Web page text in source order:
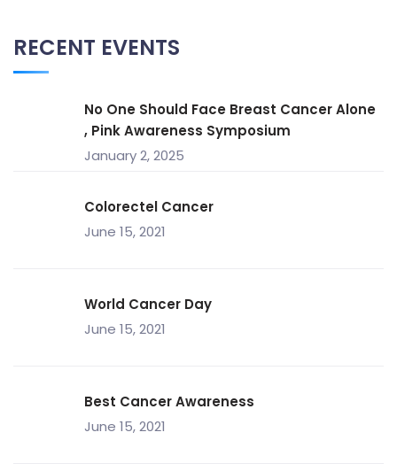
RECENT EVENTS
No One Should Face Breast Cancer Alone
, Pink Awareness Symposium
January 2, 2025
Colorectel Cancer
June 15, 2021
World Cancer Day
June 15, 2021
Best Cancer Awareness
June 15, 2021